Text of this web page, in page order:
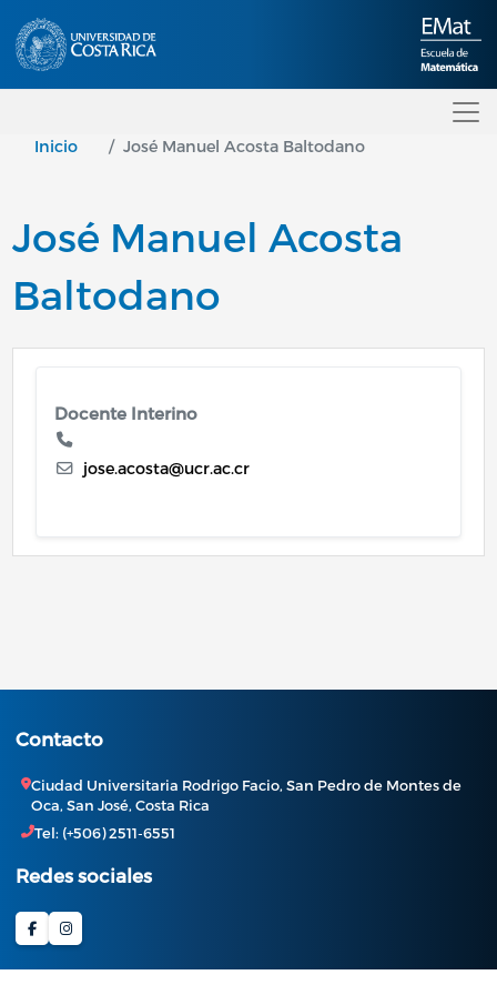
Inicio José Manuel Acosta Baltodano
José Manuel Acosta
Baltodano
Docente Interino
jose.acosta@ucr.ac.cr
Contacto
Ciudad Universitaria Rodrigo Facio, San Pedro de Montes de
Oca, San José, Costa Rica
Tel: (+506) 2511-6551
Redes sociales